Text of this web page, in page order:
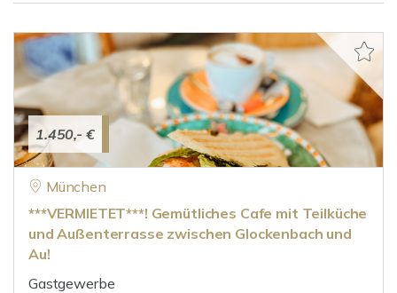
1.450,- €
München
***VERMIETET***! Gemütliches Cafe mit Teilküche
und Außenterrasse zwischen Glockenbach und
Au!
Gastgewerbe